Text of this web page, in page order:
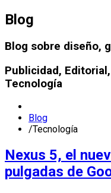
Blog
Blog sobre diseño,
Publicidad,
Tecnología
Blog
/Tecnología
Nexus 5, el
pulgadas de